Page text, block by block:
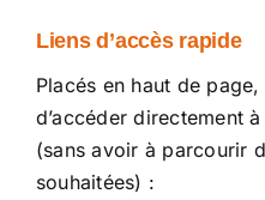
Liens d’accès rapide
Placés en haut de
d’accéder directement
(sans avoir à parcourir
souhaitées) :